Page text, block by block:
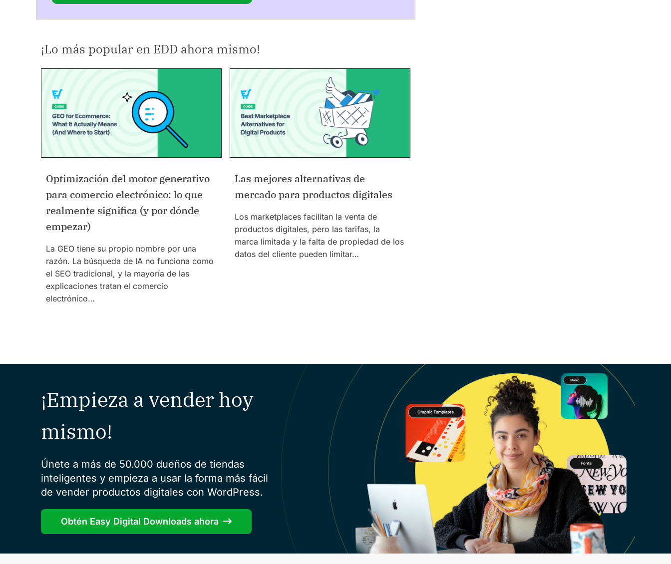
¡Lo más popular en EDD ahora mismo!
Optimización del motor generativo
para comercio electrónico: lo que
realmente significa (y por dónde
empezar)
La GEO tiene su propio nombre por una
razón. La búsqueda de IA no funciona como
el SEO tradicional, y la mayoría de las
explicaciones tratan el comercio
electrónico…
Las mejores alternativas de
mercado para productos digitales
Los marketplaces facilitan la venta de
productos digitales, pero las tarifas, la
marca limitada y la falta de propiedad de los
datos del cliente pueden limitar…
¡Empieza a vender hoy
mismo!
Únete a más de 50.000 dueños de tiendas
inteligentes y empieza a usar la forma más fácil
de vender productos digitales con WordPress.
Obtén Easy Digital Downloads ahora